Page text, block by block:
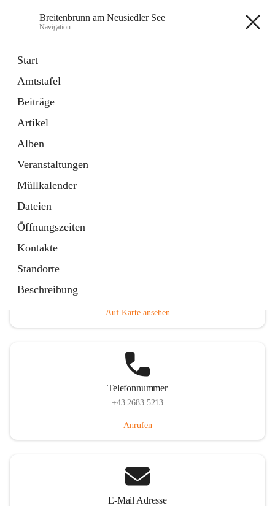
Breitenbrunn am Neusiedler See
Navigation
Start
Amtstafel
Beiträge
Artikel
Alben
Veranstaltungen
Müllkalender
Dateien
Öffnungszeiten
Kontakte
Standorte
Beschreibung
18 Schnellzugriffe
Gemeindeservice
Auf Karte ansehen
Telefonnummer
+43 2683 5213
Anrufen
E-Mail Adresse